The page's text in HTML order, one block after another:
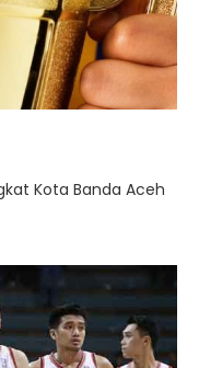
Kota Banda Aceh